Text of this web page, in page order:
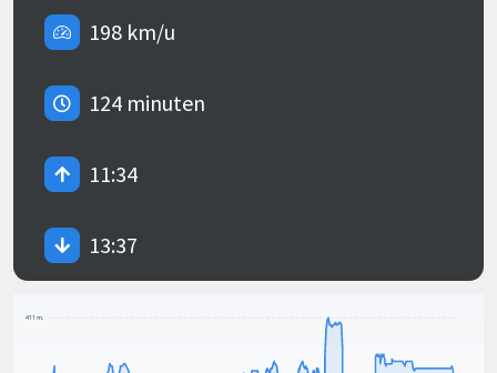
198 km/u
124 minuten
11:34
13:37